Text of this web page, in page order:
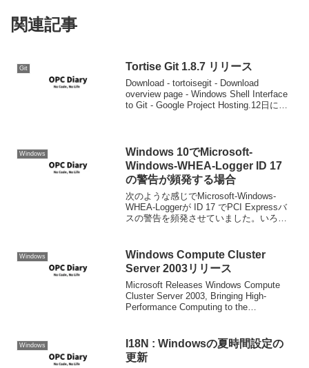
関連記事
Git Tortise Git 1.8.7 リリース
Download - tortoisegit - Download
overview page - Windows Shell Interface
to Git - Google Project Hosting.12日にリ
Windows
Windows 10でMicrosoft-
Windows-WHEA-Logger ID 17
の警告が頻発する場合
次のような感じでMicrosoft-Windows-
WHEA-Loggerが ID 17 でPCI Expressバ
スの警告を頻発させていました。いろい
と...
Windows
Windows Compute Cluster
Server 2003リリース
Microsoft Releases Windows Compute
Cluster Server 2003, Bringing High-
Performance Computing to the
Windows
I18N : Windowsの夏時間設定の
更新